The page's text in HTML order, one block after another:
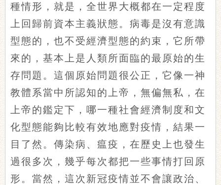
種情形，就是，全世界大概都在一定程度
上回歸前資本主義狀態。病毒是沒有意識
型態的，也不受經濟型態的約束，它所帶
來的，基本上是人類所面臨的最原始的生
存問題。這個原始問題很公正，它像一神
教體系當中所認知的上帝，無偏無私，在
上帝的鑑定下，哪一種社會經濟制度和文
化型態能夠比較有效地應對疫情，結果一
目了然。傳染病、瘟疫，在歷史上也發生
過很多次，幾乎每次都把一些事情打回原
形。當然，這次新冠疫情並不會讓政治、